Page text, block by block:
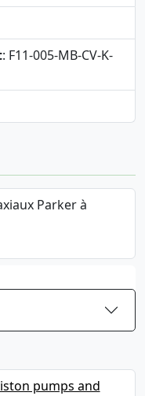
: F11-005-MB-CV-K-
Parker à
pumps and